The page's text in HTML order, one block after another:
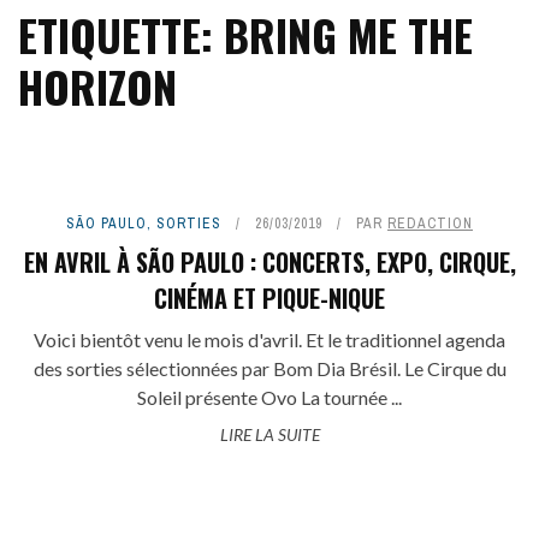
ETIQUETTE: BRING ME THE
HORIZON
SÃO PAULO, SORTIES 26/03/2019 PAR REDACTION
EN AVRIL À SÃO PAULO : CONCERTS, EXPO, CIRQUE,
CINÉMA ET PIQUE-NIQUE
Voici bientôt venu le mois d'avril. Et le traditionnel agenda
des sorties sélectionnées par Bom Dia Brésil. Le Cirque du
Soleil présente Ovo La tournée ...
LIRE LA SUITE